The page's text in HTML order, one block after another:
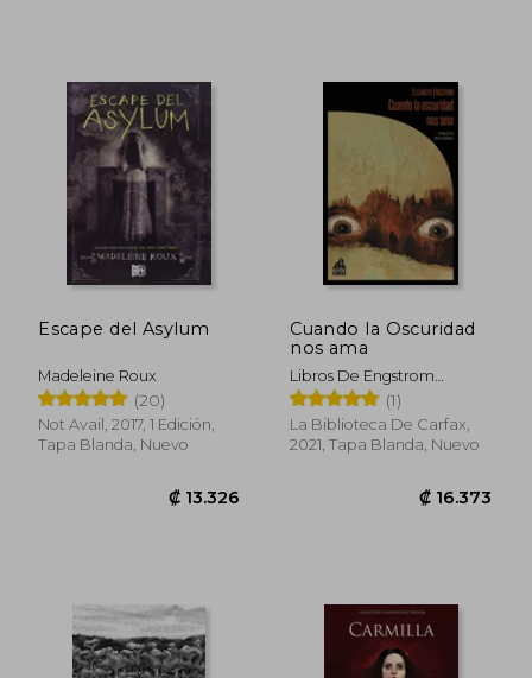
Escape del Asylum
Madeleine Roux
(20)
Not Avail, 2017, 1 Edición,
Tapa Blanda, Nuevo
Cuando la Oscuridad
nos ama
Libros De Engstrom
Elizabeth
(1)
La Biblioteca De Carfax,
2021, Tapa Blanda, Nuevo